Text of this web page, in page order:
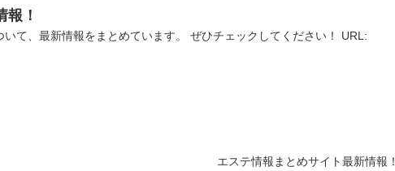
！
いて、最新情報をまとめています。 ぜひチェックしてください！ URL:
エステ情報まとめサイト最新情報！